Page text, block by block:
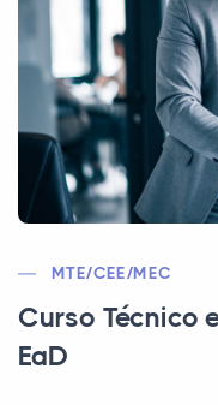
MTE/CEE/MEC
Curso Técnico
EaD